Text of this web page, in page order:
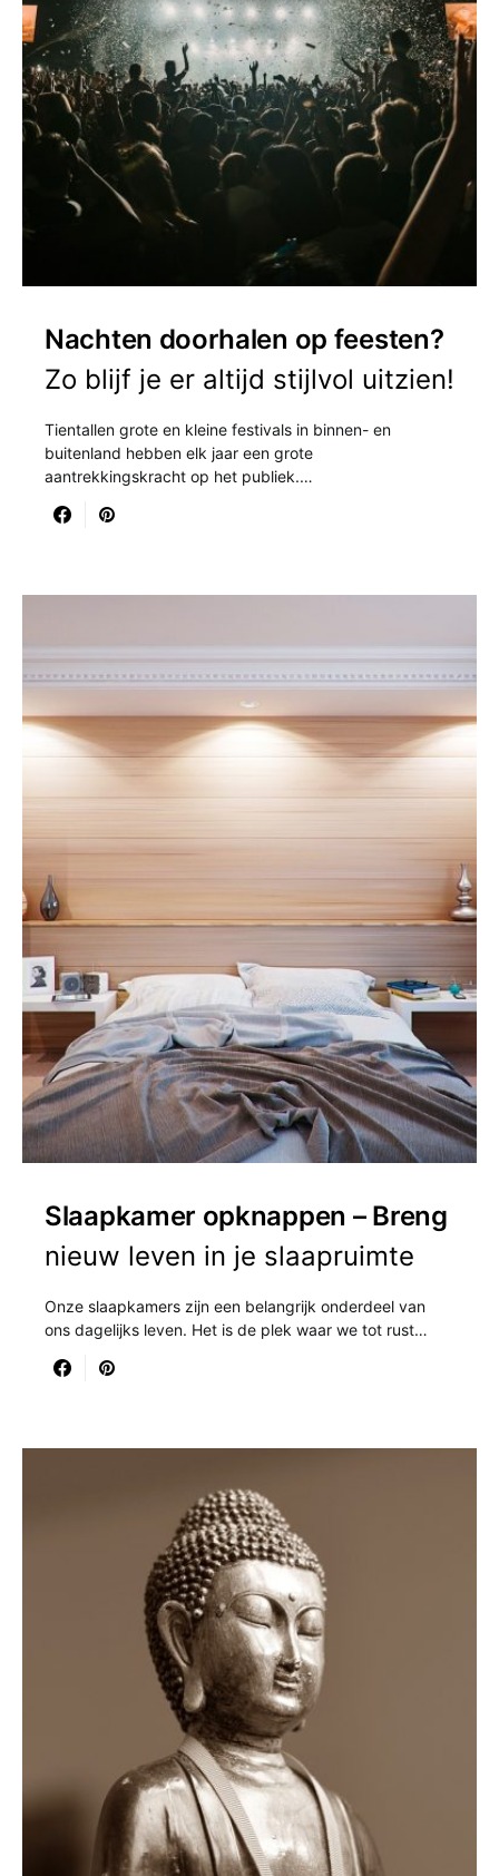
Nachten doorhalen op feesten?
Zo blijf je er altijd stijlvol uitzien!
Tientallen grote en kleine festivals in binnen- en
buitenland hebben elk jaar een grote
aantrekkingskracht op het publiek.…
Slaapkamer opknappen – Breng
nieuw leven in je slaapruimte
Onze slaapkamers zijn een belangrijk onderdeel van
ons dagelijks leven. Het is de plek waar we tot rust…